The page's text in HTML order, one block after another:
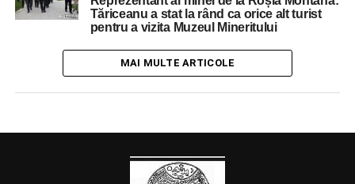
Tăriceanu a stat la rând ca orice alt turist
pentru a vizita Muzeul Mineritului
MAI MULTE ARTICOLE